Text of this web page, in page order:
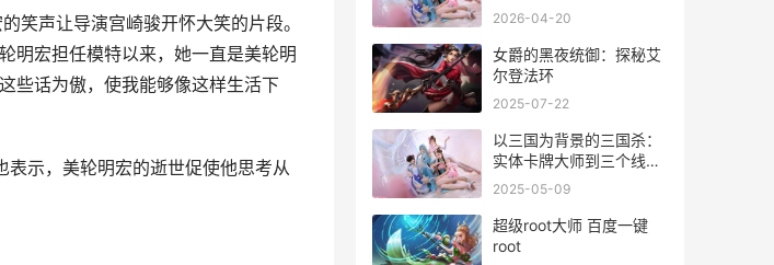
笑声让导演宫崎骏开怀大笑的片段。
明宏担任模特以来，她一直是美轮明
些话为傲，使我能够像这样生活下
表示，美轮明宏的逝世促使他思考从
发布内容集合
2026-04-20
女爵的黑夜统御：探秘艾
尔登法环
2025-07-22
以三国为背景的三国杀：
实体卡牌大师到三个线上
版本的变迁历程 以三国为
2025-05-09
超级root大师 百度一键
root